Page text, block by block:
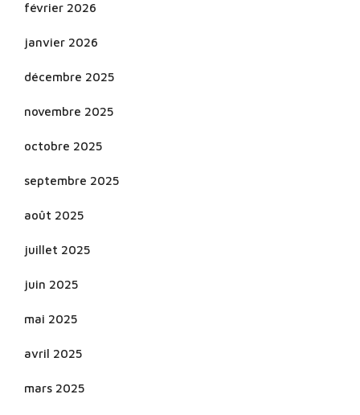
février 2026
janvier 2026
décembre 2025
novembre 2025
octobre 2025
septembre 2025
août 2025
juillet 2025
juin 2025
mai 2025
avril 2025
mars 2025